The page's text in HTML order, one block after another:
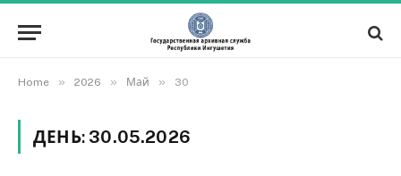
Home » 2026 » Май » 30
ДЕНЬ: 30.05.2026